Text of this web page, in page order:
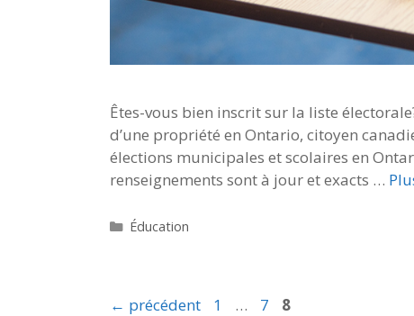
Êtes-vous bien inscrit sur la liste
d’une propriété en Ontario, citoyen
élections municipales et scolaires en
renseignements sont à jour et exacts …
Catégories
Éducation
← précédent Page
1 … Page
7 Page
8